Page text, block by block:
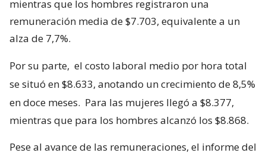
mientras que los hombres registraron una
remuneración media de $7.703, equivalente a un
alza de 7,7%.
Por su parte, el costo laboral medio por hora total
se situó en $8.633, anotando un crecimiento de 8,5%
en doce meses. Para las mujeres llegó a $8.377,
mientras que para los hombres alcanzó los $8.868.
Pese al avance de las remuneraciones, el informe del